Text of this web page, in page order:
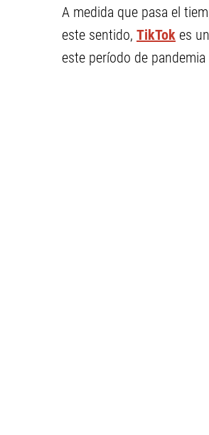
A medida que pasa el
este sentido, TikTok es
este período de